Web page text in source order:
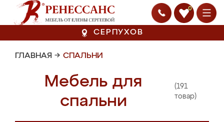
0
СЕРПУХОВ
ГЛАВНАЯ → СПАЛЬНИ
Мебель для
спальни
(191
товар)